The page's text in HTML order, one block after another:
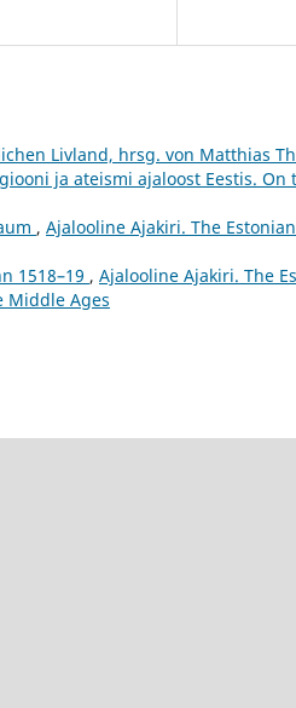
Livland, hrsg. von Matthias
ja ateismi ajaloost Eestis.
, Ajalooline Ajakiri. The
1518–19 , Ajalooline Ajakiri. The
Middle Ages